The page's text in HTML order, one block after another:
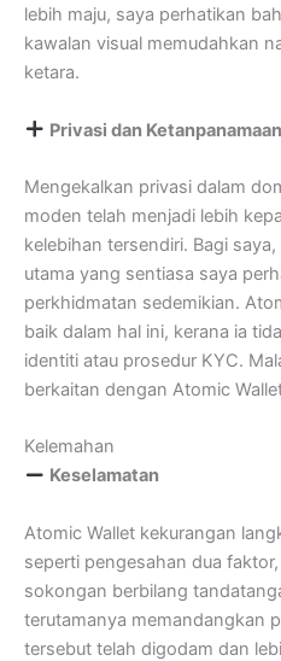
lebih maju, saya perhatikan
kawalan visual memudahkan
ketara.
Privasi dan Ketanpanamaan
Mengekalkan privasi dalam
moden telah menjadi lebih
kelebihan tersendiri. Bagi
utama yang sentiasa saya
perkhidmatan sedemikian.
baik dalam hal ini, kerana ia
identiti atau prosedur KYC.
berkaitan dengan Atomic
Kelemahan
Keselamatan
Atomic Wallet kekurangan
seperti pengesahan dua
sokongan berbilang
terutamanya memandangkan
tersebut telah digodam dan